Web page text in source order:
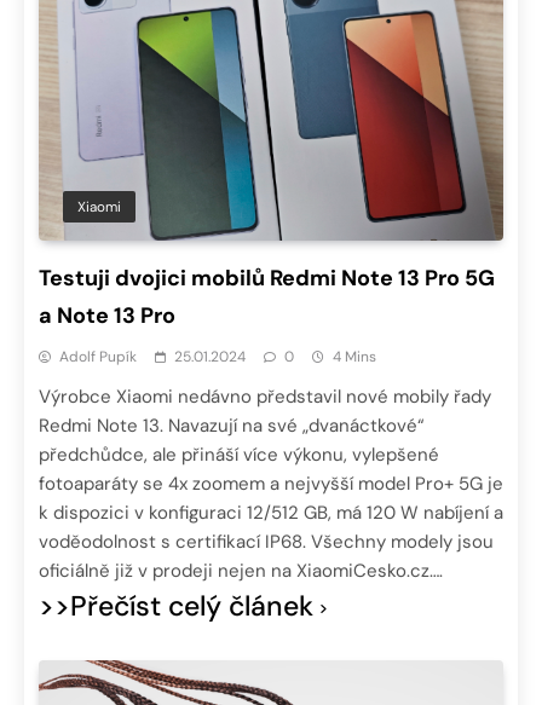
Xiaomi
Testuji dvojici mobilů Redmi Note 13 Pro 5G
a Note 13 Pro
Adolf Pupík 25.01.2024 0 4 Mins
Výrobce Xiaomi nedávno představil nové mobily řady
Redmi Note 13. Navazují na své „dvanáctkové“
předchůdce, ale přináší více výkonu, vylepšené
fotoaparáty se 4x zoomem a nejvyšší model Pro+ 5G je
k dispozici v konfiguraci 12/512 GB, má 120 W nabíjení a
voděodolnost s certifikací IP68. Všechny modely jsou
oficiálně již v prodeji nejen na XiaomiCesko.cz….
>>Přečíst celý článek